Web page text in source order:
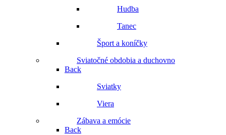
Hudba
Tanec
Šport a koníčky
Sviatočné obdobia a duchovno
Back
Sviatky
Viera
Zábava a emócie
Back